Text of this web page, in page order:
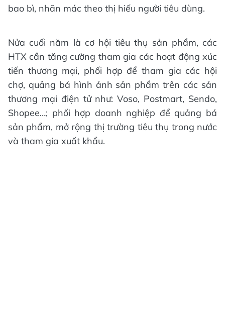
bao bì, nhãn mác theo thị hiếu người tiêu dùng.
Nửa cuối năm là cơ hội tiêu thụ sản phẩm, các
HTX cần tăng cường tham gia các hoạt động xúc
tiến thương mại, phối hợp để tham gia các hội
chợ, quảng bá hình ảnh sản phẩm trên các sản
thương mại điện tử như: Voso, Postmart, Sendo,
Shopee…; phối hợp doanh nghiệp để quảng bá
sản phẩm, mở rộng thị trường tiêu thụ trong nước
và tham gia xuất khẩu.